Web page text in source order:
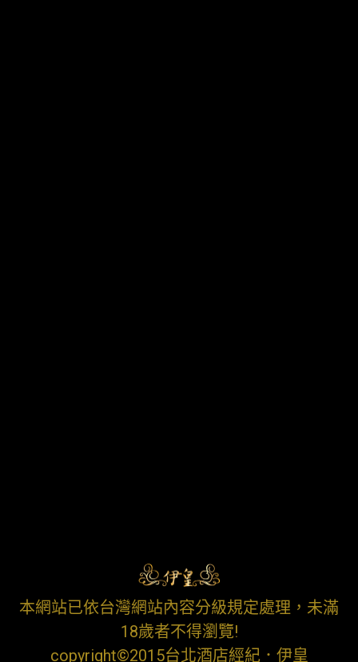
本網站已依台灣網站內容分級規定處理，未滿
18歲者不得瀏覽!
copyright©2015台北酒店經紀．伊皇